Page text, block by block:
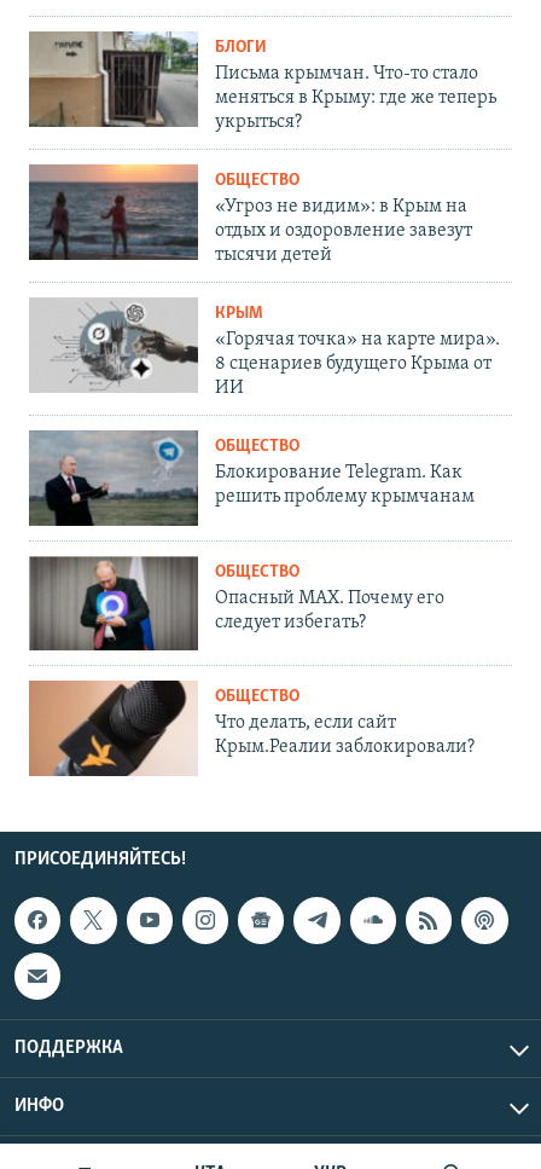
БЛОГИ
Письма крымчан. Что-то стало
меняться в Крыму: где же теперь
укрыться?
ОБЩЕСТВО
«Угроз не видим»: в Крым на
отдых и оздоровление завезут
тысячи детей
КРЫМ
«Горячая точка» на карте мира».
8 сценариев будущего Крыма от
ИИ
ОБЩЕСТВО
Блокирование Telegram. Как
решить проблему крымчанам
ОБЩЕСТВО
Опасный MAX. Почему его
следует избегать?
ОБЩЕСТВО
Что делать, если сайт
Крым.Реалии заблокировали?
ПРИСОЕДИНЯЙТЕСЬ!
ПОДДЕРЖКА
ИНФО